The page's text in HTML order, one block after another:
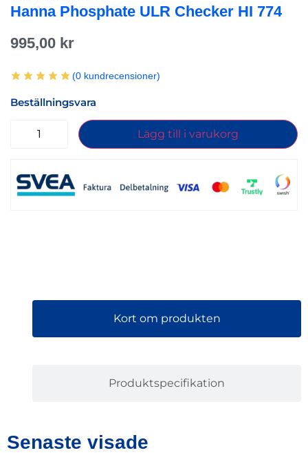
Hanna Phosphate ULR Checker HI 774
995,00 kr
(0 kundrecensioner)
Beställningsvara
Lägg till i varukorg
Kort om produkten
Produktspecifikation
Senaste visade